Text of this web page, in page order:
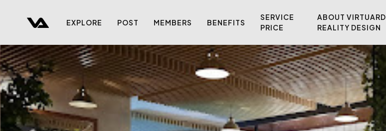
EXPLORE POST MEMBERS BENEFITS
SERVICE
PRICE
ABOUT VIRTUARD
REALITY DESIGN